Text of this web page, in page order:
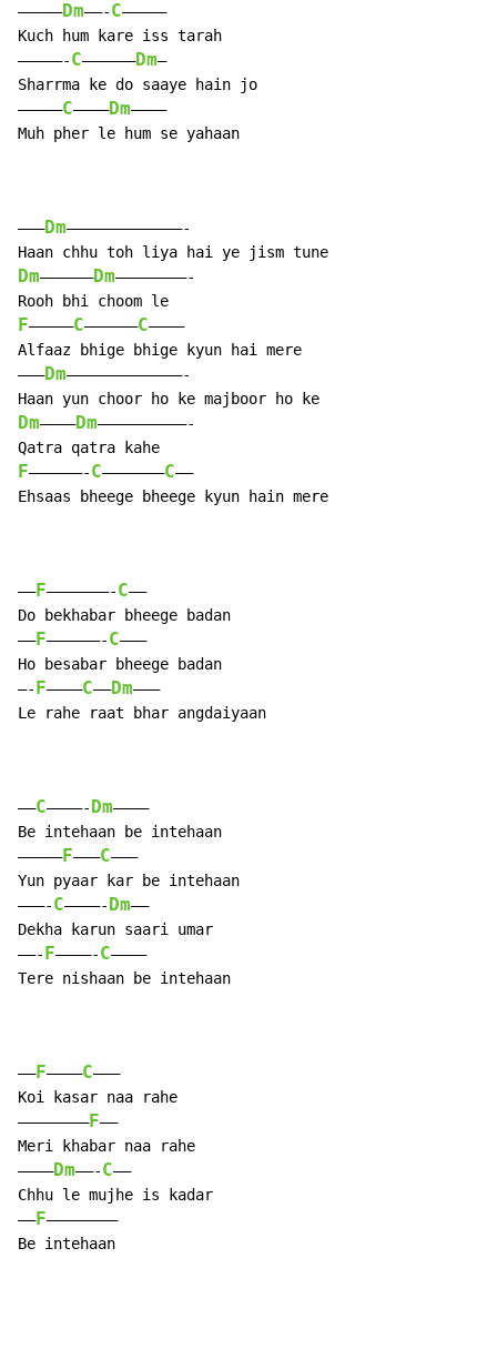
————–Dm——-C—————
Kuch hum kare iss tarah
—————-C—————–Dm—
Sharrma ke do saaye hain jo
————–C———–Dm———–
Muh pher le hum se yahaan
——–Dm—————————————-
Dm——————Dm————————-
F—————C——————C————
Alfaaz bhige bhige kyun hai mere
——–Dm—————————————-
Dm————Dm——————————-
F——————-C———————C—–
Ehsaas bheege bheege kyun hain mere
—–F———————-C——
Do bekhabar bheege badan
—–F——————-C———
Ho besabar bheege badan
—- F———–C—–Dm——–
Le rahe raat bhar angdaiyaan
—–C————- Dm———–
Be intehaan be intehaan
————–F——–C———
Yun pyaar kar be intehaan
———-C————- Dm——
Dekha karun saari umar
——- F————-C———–
Tere nishaan be intehaan
——F———–C———
Koi kasar naa rahe
———————–F——
Meri khabar naa rahe
———–Dm——-C——
Chhu le mujhe is kadar
—–F———————–
Be intehaan